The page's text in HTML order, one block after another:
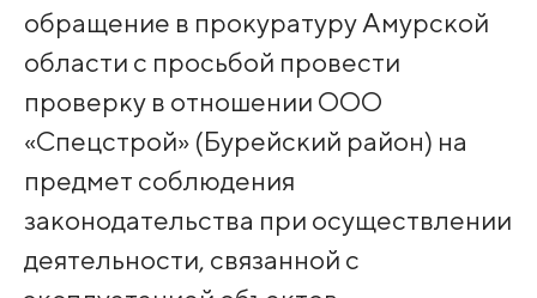
обращение в прокуратуру Амурской
области с просьбой провести
проверку в отношении ООО
«Спецстрой» (Бурейский район) на
предмет соблюдения
законодательства при осуществлении
деятельности, связанной с